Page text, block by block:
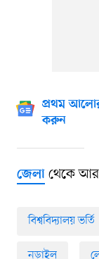
প্রথম
করুন
জেলাথেকে
বিশ্ববিদ্যালয় ভর্তি
নড়াইল